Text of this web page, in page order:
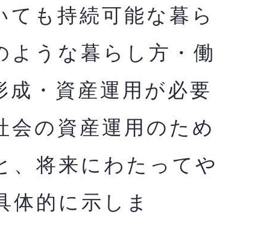
ても持続可能な暮ら
ような暮らし方・働
成・資産運用が必要
会の資産運用のため
、将来にわたってや
体的に示しま